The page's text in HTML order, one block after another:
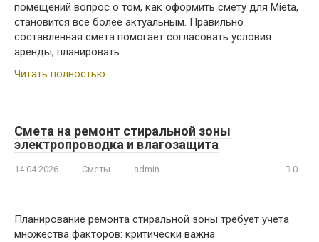
помещений вопрос о том, как оформить смету для Mietа,
становится все более актуальным. Правильно
составленная смета помогает согласовать условия
аренды, планировать
Читать полностью
Смета на ремонт стиральной зоны
электропроводка и влагозащита
14.04.2026 Сметы admin 0
Планирование ремонта стиральной зоны требует учета
множества факторов: критически важна